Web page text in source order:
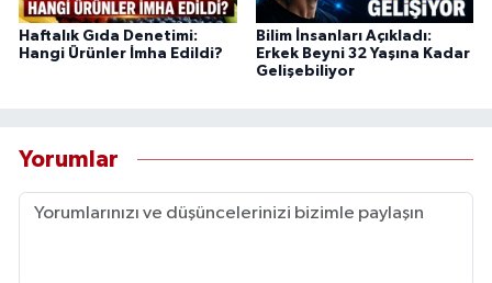
Haftalık Gıda Denetimi:
Hangi Ürünler İmha Edildi?
Bilim İnsanları Açıkladı:
Erkek Beyni 32 Yaşına Kadar
Gelişebiliyor
Yorumlar